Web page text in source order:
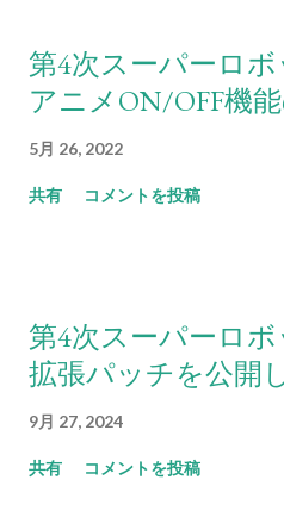
第4次スーパーロ
アニメON/OFF機
5月 26, 2022
共有 コメントを投稿
第4次スーパーロ
拡張パッチを公開
9月 27, 2024
共有 コメントを投稿